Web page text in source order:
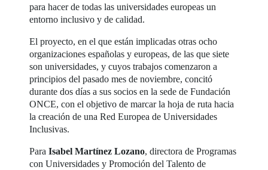
para hacer de todas las universidades europeas un
entorno inclusivo y de calidad.
El proyecto, en el que están implicadas otras ocho
organizaciones españolas y europeas, de las que siete
son universidades, y cuyos trabajos comenzaron a
principios del pasado mes de noviembre, concitó
durante dos días a sus socios en la sede de Fundación
ONCE, con el objetivo de marcar la hoja de ruta hacia
la creación de una Red Europea de Universidades
Inclusivas.
ParaIsabel Martínez Lozano, directora de Programas
con Universidades y Promoción del Talento de